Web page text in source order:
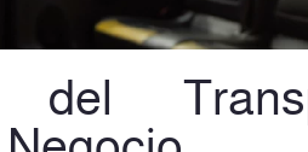
del